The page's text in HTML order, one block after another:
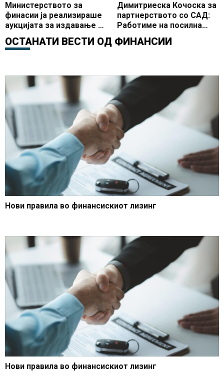
Министерството за
финасии ја реализираше
аукцијата за издавање на
10-тата Еврообврзница
Димитриеска Кочоска за
партнерството со САД:
Работиме на посилна
буџетска отчетност,
зајакнување на
ОСТАНАТИ ВЕСТИ ОД ФИНАНСИИ
Нови правила во финансискиот лизинг
Нови правила во финансискиот лизинг